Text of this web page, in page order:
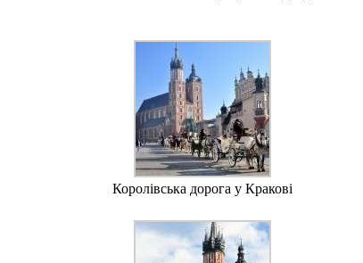
Королівська дорога у Кракові